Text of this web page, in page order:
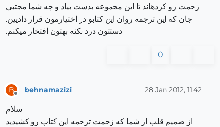
زحمت رو کردهاند تا این مجموعه بدست بیاد و چه شما مجتبی
جان که این ترجمه روان این کتابو در اختیارمون قرار دادیین.
دستتون درد نکنه بهتون افتخار میکنم.
0
B behnamazizi 28 Jan 2012, 11:42
سلام
از صمیم قلب از شما که زحمت ترجمه این کتاب رو کشیدید